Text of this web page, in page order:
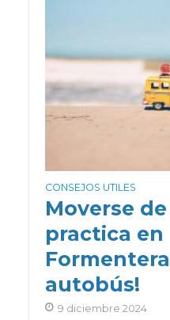
CONSEJOS UTILES
Moverse
practica en
autobús!
9 diciembre 2024